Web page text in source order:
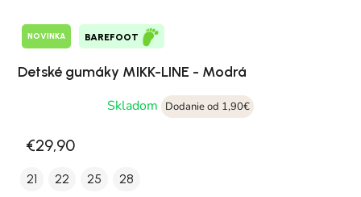
NOVINKA BAREFOOT
Detské gumáky MIKK-LINE - Modrá
Skladom
Dodanie od 1,90€
€29,90
21 22 25 28